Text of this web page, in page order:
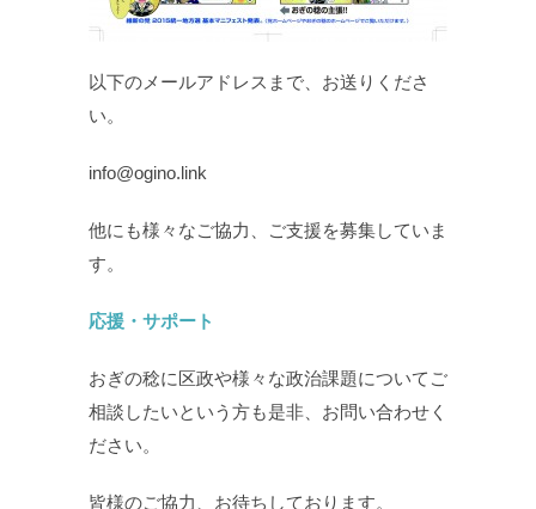
以下のメールアドレスまで、お送りくださ
い。
info@ogino.link
他にも様々なご協力、ご支援を募集していま
す。
応援・サポート
おぎの稔に区政や様々な政治課題についてご
相談したいという方も是非、お問い合わせく
ださい。
皆様のご協力、お待ちしております。